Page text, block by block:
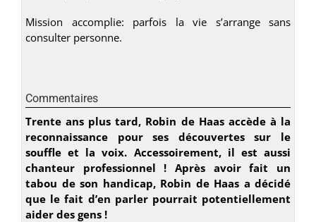
Mission accomplie: parfois la vie s’arrange sans
consulter personne.
Commentaires
Trente ans plus tard, Robin de Haas accède à la
reconnaissance pour ses découvertes sur le
souffle et la voix. Accessoirement, il est aussi
chanteur professionnel ! Après avoir fait un
tabou de son handicap, Robin de Haas a décidé
que le fait d’en parler pourrait potentiellement
aider des gens !